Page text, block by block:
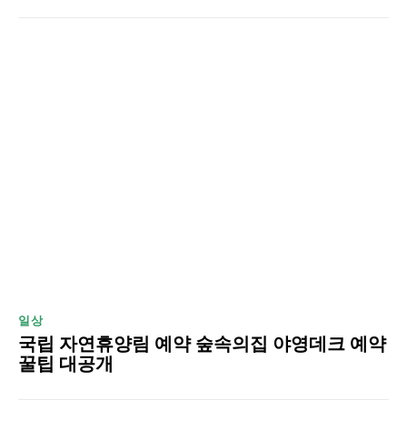
일상
국립 자연휴양림 예약 숲속의집 야영데크 예약
꿀팁 대공개